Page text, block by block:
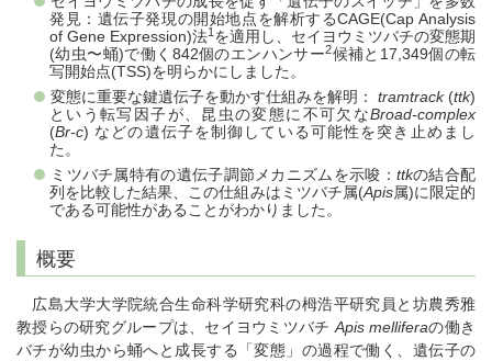
発見：遺伝子発現の開始地点を解析するCAGE(Cap Analysis
of Gene Expression)法1 を適用し、セイヨウミツバチの変態期
(幼虫〜蛹)で働く842個のエンハンサー2候補と17,349個の転
写開始点(TSS)を明らかにしました。
変態に重要な鍵遺伝子を動かす仕組みを解明： tramtrack(ttk)
という転写因子が、昆虫の変態に不可欠なBroad-complex
(Br-c) などの遺伝子を制御している可能性を突き止めまし
た。
ミツバチ属特有の遺伝子調節メカニズムを示唆： ttkの結合配
列を比較した結果、この仕組みはミツバチ属(Apis属)に限定的
である可能性があることがわかりました。
概要
広島大学大学院統合生命科学研究科の栂浩平研究員と坊農秀雅
教授らの研究グループは、セイヨウミツバチ Apis melliferaの働き
バチが幼虫から蛹へと成長する「変態」の過程で働く、遺伝子の